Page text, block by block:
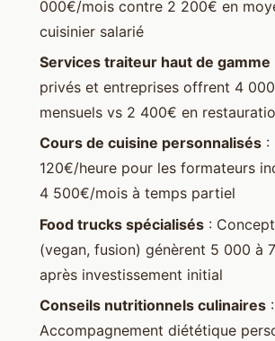
000€/mois contre 2 200€ en
cuisinier salarié
Services traiteur haut de gamme
privés et entreprises offrent 4
mensuels vs 2 400€ en
Cours de cuisine personnalisés :
120€/heure pour les formateurs
4 500€/mois à temps partiel
Food trucks spécialisés :
(vegan, fusion) génèrent 5 000 à
après investissement initial
Conseils nutritionnels culinaires :
Accompagnement diététique